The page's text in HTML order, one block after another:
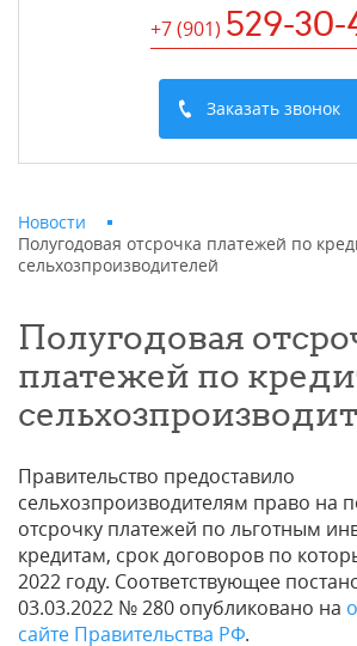
+7 (901) 529-30-
Заказать звонок
Новости
Полугодовая отсрочка платежей по
сельхозпроизводителей
Полугодовая
платежей по
Правительство предоставило
сельхозпроизводителям право на
отсрочку платежей по льготным
кредитам, срок договоров по
2022 году. Соответствующее
03.03.2022 № 280 опубликовано на
сайте Правительства РФ.